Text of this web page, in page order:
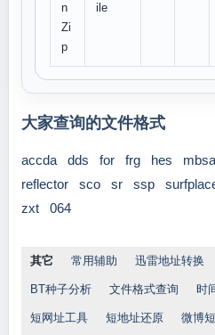
n
Zi
p
ile
大家查询的文件格式
accda dds for frg hes mbsa
reflector
sco sr ssp
zxt
064
其它 常用辅助 迅雷地址转换
BT种子分析 文件格式查询 时
短网址工具 短地址还原 微博